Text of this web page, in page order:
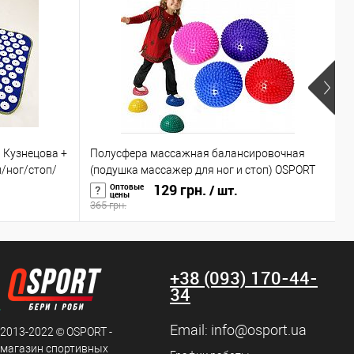
+
ног/стоп/
Полусфера массажная балансировочная
(подушка массажер для ног и стоп) OSPORT
(OF-0059)
Оптовые
цены 129 грн. / шт.
365 грн.
2022 © OSPORT -
спортивных
+38 (093) 170-44-
34
Email: info@osport.ua